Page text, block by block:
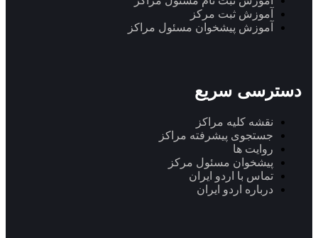
آموزش ثبت مرکز
آموزش پیشخوان مسئول مراکز
دسترسی سریع
نقشه کلیه مراکز
جستجوی پیشرفته مراکز
روایت ها
پیشخوان مسئول مرکز
تماس با اردو ایران
درباره اردو ایران